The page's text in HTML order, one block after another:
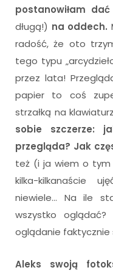
postanowiłam
długą!) na oddech.
radość, że oto
tego typu
przez lata!
papier to coś
strzałką na
sobie szczerze:
przegląda? Jak
też (i ja wiem o
kilka-kilkanaście
niewiele… Na ile
wszystko
oglądanie faktycznie
Aleks swoją